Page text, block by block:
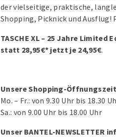
der vielseitige, praktische,
Shopping, Picknick und
TASCHE XL – 25 Jahre Limited
statt 28,95€* jetzt je 24,95€.
Unsere Shopping-
Mo. – Fr.: von 9.30 Uhr bis 18.30
Sa.: von 9.00 Uhr bis 18.00 Uhr
Unser BANTEL-